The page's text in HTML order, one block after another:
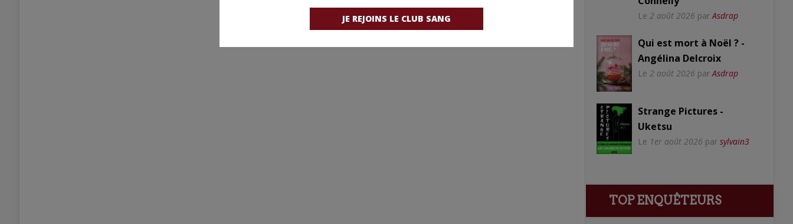
JE REJOINS LE CLUB SANG Le 2 août 2026 par Asdrap
Qui est mort à Noël ? -
Angélina Delcroix
Le 2 août 2026 par Asdrap
Strange Pictures -
Uketsu
Le 1er août 2026 par sylvain3
TOP ENQUÊTEURS